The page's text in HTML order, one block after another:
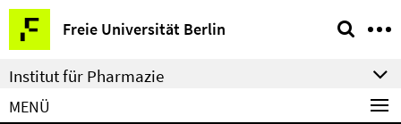
Springe
direkt
zu
Inhalt
Freie Universität Berlin
Service-
Navigation
Institut für Pharmazie
MENÜ